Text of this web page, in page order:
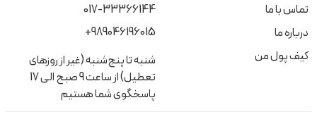
تماس با ما
درباره ما
کیف پول من
017-33366144
+989046196015
شنبه تا پنج‌شنبه (غیر از روزهای
تعطیل) از ساعت 9 صبح الی 17
پاسخگوی شما هستیم